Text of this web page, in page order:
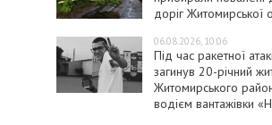
доріг Житомирської
06.08.2026, 10:06
Під час ракетної
загинув 20-річний
Житомирського
водієм вантажівки